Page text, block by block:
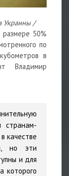
Украины /
размере 50%
по
в
Владимир
странам-
качестве
но эти
и для
которого